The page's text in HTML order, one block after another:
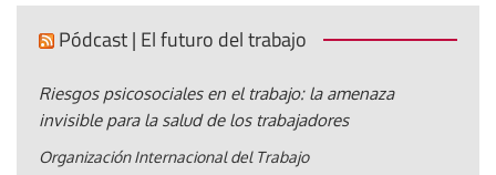
Pódcast | El futuro del trabajo
Riesgos psicosociales en el trabajo: la amenaza
invisible para la salud de los trabajadores
Organización Internacional del Trabajo